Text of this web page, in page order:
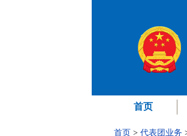
首页
首页 > 代表团业务